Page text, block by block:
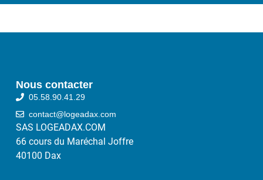
Nous contacter
05.58.90.41.29
contact@logeadax.com
SAS LOGEADAX.COM
66 cours du Maréchal Joffre
40100 Dax